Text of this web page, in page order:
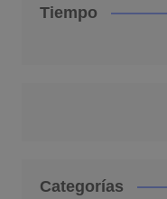
Tiempo
Categorías